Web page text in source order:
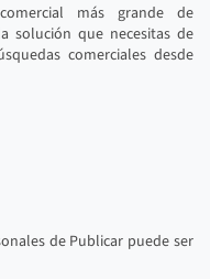
más grande de
solución que necesitas de
comerciales desde
de Publicar puede ser